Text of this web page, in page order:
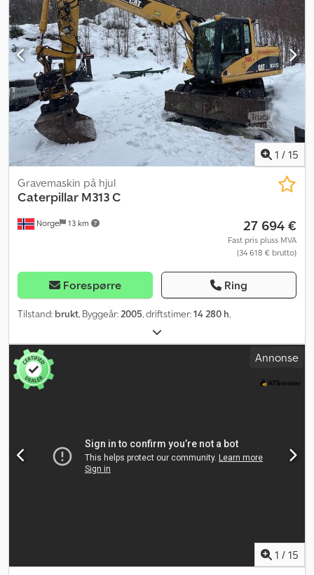
1 / 15
Norge 13 km
Gravemaskin på hjul
Caterpillar M313 C
27 694 €
Fast pris pluss MVA
(34 618 € brutto)
Forespørre Ring
Tilstand: brukt, Byggeår: 2005, driftstimer:14 280 h,
Annonse
1 / 15